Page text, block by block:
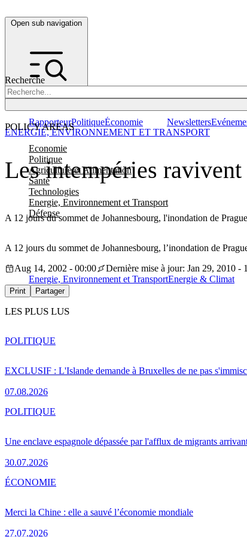
Open sub navigation
Recherche
POLICY AREAS
Economie
Politique
Agriculture et Alimentation
Santé
Technologies
Energie, Environnement et Transport
Défense
RapporteurPolitiqueÉconomie Newsletters
Les intempéries
A 12 jours du sommet de Johannesbourg, l'inondation de
ENERGIE, ENVIRONNEMENT ET TRANSPORT
A 12 jours du sommet de Johannesbourg, l’inondation de
Aug 14, 2002 - 00:00
Dernière mise à jour: Jan 29, 2010 -
Energie, Environnement et TransportEnergie & Climat
Print Partager
LES PLUS LUS
EXCLUSIF : L'Islande demande à Bruxelles de ne pas
07.08.2026
POLITIQUE
Une enclave espagnole dépassée par l'afflux de migrants
30.07.2026
POLITIQUE
Merci la Chine : elle a sauvé l’économie mondiale
27.07.2026
ÉCONOMIE